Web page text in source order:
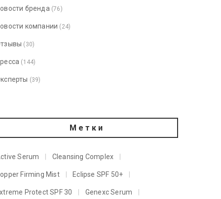
бренда (76)
компании (24)
(30)
(144)
(39)
Метки
Serum Cleansing Complex
Firming Mist Eclipse SPF 50+
Protect SPF 30 Genexc Serum